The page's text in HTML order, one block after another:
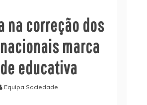
na correção dos
marca
educativa
Equipa Sociedade